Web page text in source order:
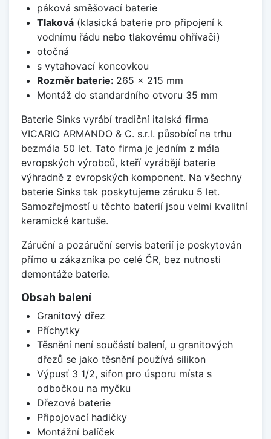
páková směšovací baterie
Tlaková(klasická baterie pro připojení k
vodnímu řádu nebo tlakovému ohřívači)
otočná
s vytahovací koncovkou
Rozměr baterie: 265 x 215 mm
Montáž do standardního otvoru 35 mm
Baterie Sinks vyrábí tradiční italská firma
VICARIO ARMANDO & C. s.r.l. působící na trhu
bezmála 50 let. Tato firma je jedním z mála
evropských výrobců, kteří vyrábějí baterie
výhradně z evropských komponent. Na všechny
baterie Sinks tak poskytujeme záruku 5 let.
Samozřejmostí u těchto baterií jsou velmi kvalitní
keramické kartuše.
Záruční a pozáruční servis baterií je poskytován
přímo u zákazníka po celé ČR, bez nutnosti
demontáže baterie.
Obsah balení
Granitový dřez
Příchytky
Těsnění není součástí balení, u granitových
dřezů se jako těsnění používá silikon
Výpusť 3 1/2, sifon pro úsporu místa s
odbočkou na myčku
Dřezová baterie
Připojovací hadičky
Montážní balíček